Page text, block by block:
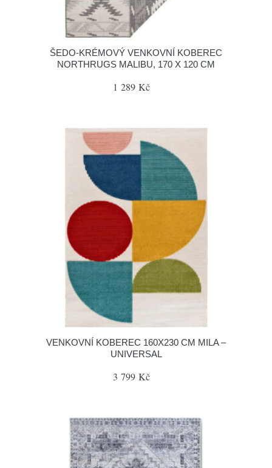
ŠEDO-KRÉMOVÝ VENKOVNÍ KOBEREC
NORTHRUGS MALIBU, 170 X 120 CM
1 289 Kč
VENKOVNÍ KOBEREC 160X230 CM MILA –
UNIVERSAL
3 799 Kč